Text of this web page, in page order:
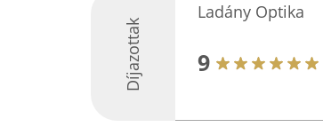
Díjazottak
Ladány Optika
9